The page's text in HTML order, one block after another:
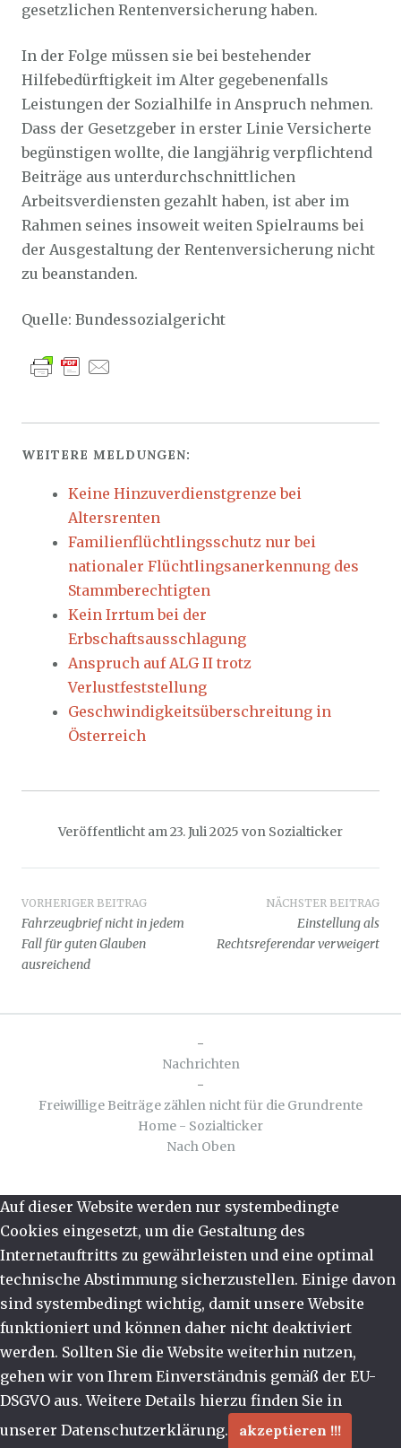
gesetzlichen Rentenversicherung haben.
In der Folge müssen sie bei bestehender
Hilfebedürftigkeit im Alter gegebenenfalls
Leistungen der Sozialhilfe in Anspruch nehmen.
Dass der Gesetzgeber in erster Linie Versicherte
begünstigen wollte, die langjährig verpflichtend
Beiträge aus unterdurchschnittlichen
Arbeitsverdiensten gezahlt haben, ist aber im
Rahmen seines insoweit weiten Spielraums bei
der Ausgestaltung der Rentenversicherung nicht
zu beanstanden.
Quelle: Bundessozialgericht
WEITERE MELDUNGEN:
Keine Hinzuverdienstgrenze bei
Altersrenten
Familienflüchtlingsschutz nur bei
nationaler Flüchtlingsanerkennung des
Stammberechtigten
Kein Irrtum bei der
Erbschaftsausschlagung
Anspruch auf ALG II trotz
Verlustfeststellung
Geschwindigkeitsüberschreitung in
Österreich
Veröffentlicht am23. Juli 2025 von Sozialticker
Beitragsnavigation
VORHERIGER BEITRAG
Fahrzeugbrief nicht in jedem
Fall für guten Glauben
ausreichend
NÄCHSTER BEITRAG
Einstellung als
Rechtsreferendar verweigert
-
Nachrichten
-
Freiwillige Beiträge zählen nicht für die Grundrente
Home - Sozialticker
Nach Oben
Auf dieser Website werden nur systembedingte
Cookies eingesetzt, um die Gestaltung des
Internetauftritts zu gewährleisten und eine optimal
technische Abstimmung sicherzustellen. Einige davon
sind systembedingt wichtig, damit unsere Website
funktioniert und können daher nicht deaktiviert
werden. Sollten Sie die Website weiterhin nutzen,
gehen wir von Ihrem Einverständnis gemäß der EU-
DSGVO aus. Weitere Details hierzu finden Sie in
unserer Datenschutzerklärung.
akzeptieren !!!